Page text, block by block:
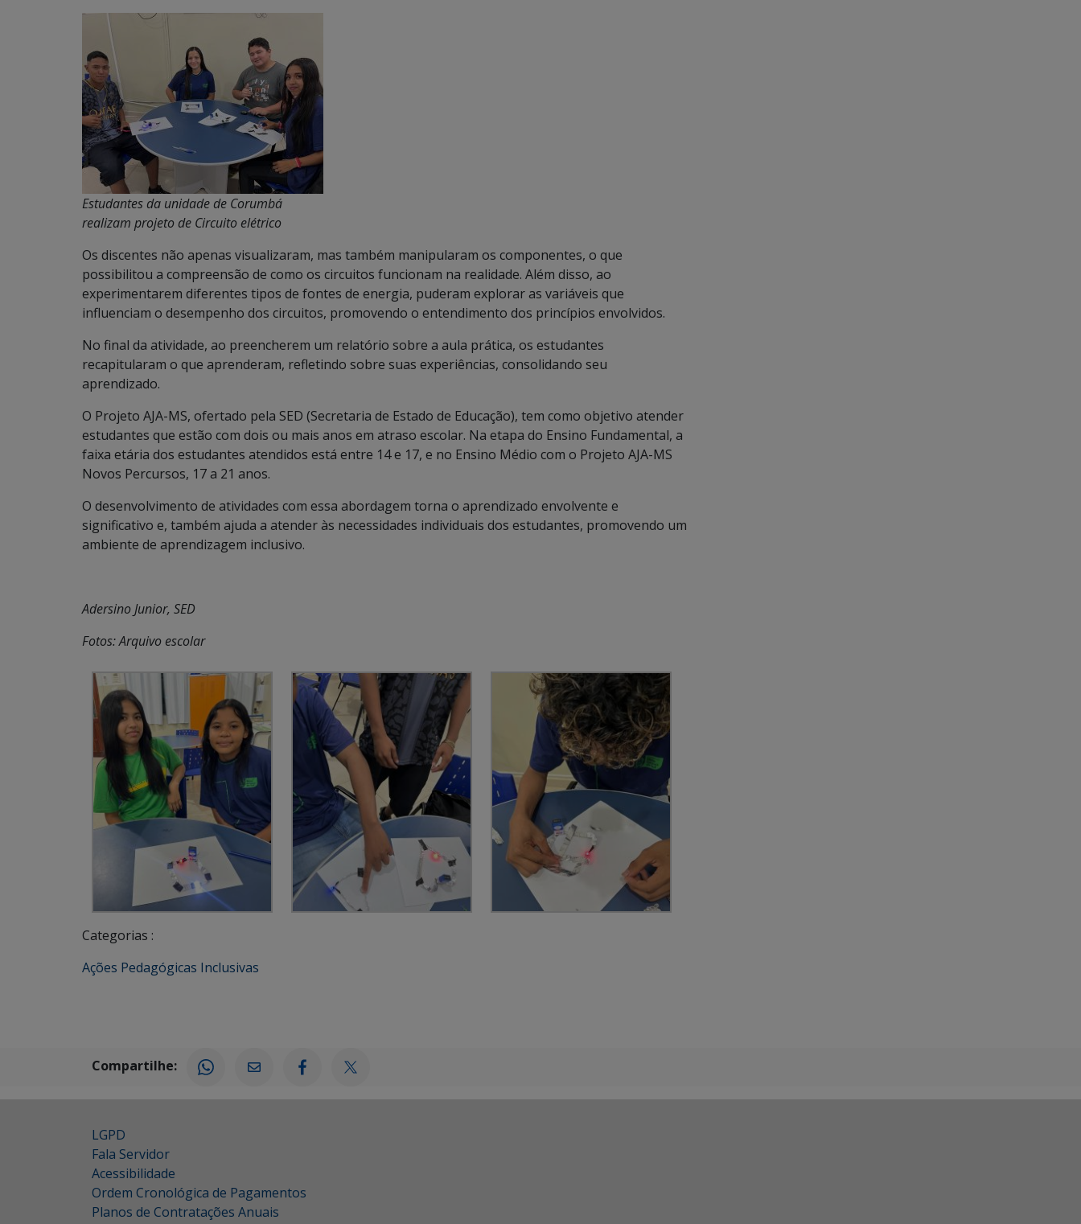
Estudantes da unidade de Corumbá
realizam projeto de Circuito elétrico
Os discentes não apenas visualizaram, mas também manipularam os componentes, o que
possibilitou a compreensão de como os circuitos funcionam na realidade. Além disso, ao
experimentarem diferentes tipos de fontes de energia, puderam explorar as variáveis que
influenciam o desempenho dos circuitos, promovendo o entendimento dos princípios envolvidos.
No final da atividade, ao preencherem um relatório sobre a aula prática, os estudantes
recapitularam o que aprenderam, refletindo sobre suas experiências, consolidando seu
aprendizado.
O Projeto AJA-MS, ofertado pela SED (Secretaria de Estado de Educação), tem como objetivo atender
estudantes que estão com dois ou mais anos em atraso escolar. Na etapa do Ensino Fundamental, a
faixa etária dos estudantes atendidos está entre 14 e 17, e no Ensino Médio com o Projeto AJA-MS
Novos Percursos, 17 a 21 anos.
O desenvolvimento de atividades com essa abordagem torna o aprendizado envolvente e
significativo e, também ajuda a atender às necessidades individuais dos estudantes, promovendo um
ambiente de aprendizagem inclusivo.
Adersino Junior, SED
Fotos: Arquivo escolar
Categorias :
Ações Pedagógicas Inclusivas
Compartilhe:
LGPD
Fala Servidor
Acessibilidade
Ordem Cronológica de Pagamentos
Planos de Contratações Anuais